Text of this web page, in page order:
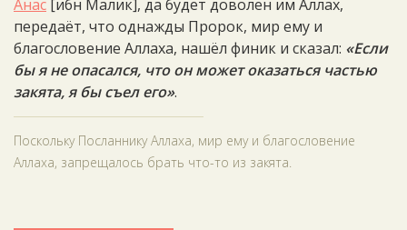
Анас [ибн Малик], да будет доволен им Аллах,
передаёт, что однажды Пророк, мир ему и
благословение Аллаха, нашёл финик и сказал: «Если
бы я не опасался, что он может оказаться частью
закята, я бы съел его».
Поскольку Посланнику Аллаха, мир ему и благословение
Аллаха, запрещалось брать что-то из закята.